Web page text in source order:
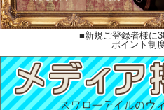
■新規ご登録者様に
ポイント制